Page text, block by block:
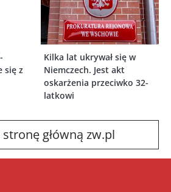
się z
Kilka lat ukrywał się w
Niemczech. Jest akt
oskarżenia przeciwko 32-
latkowi
główną zw.pl